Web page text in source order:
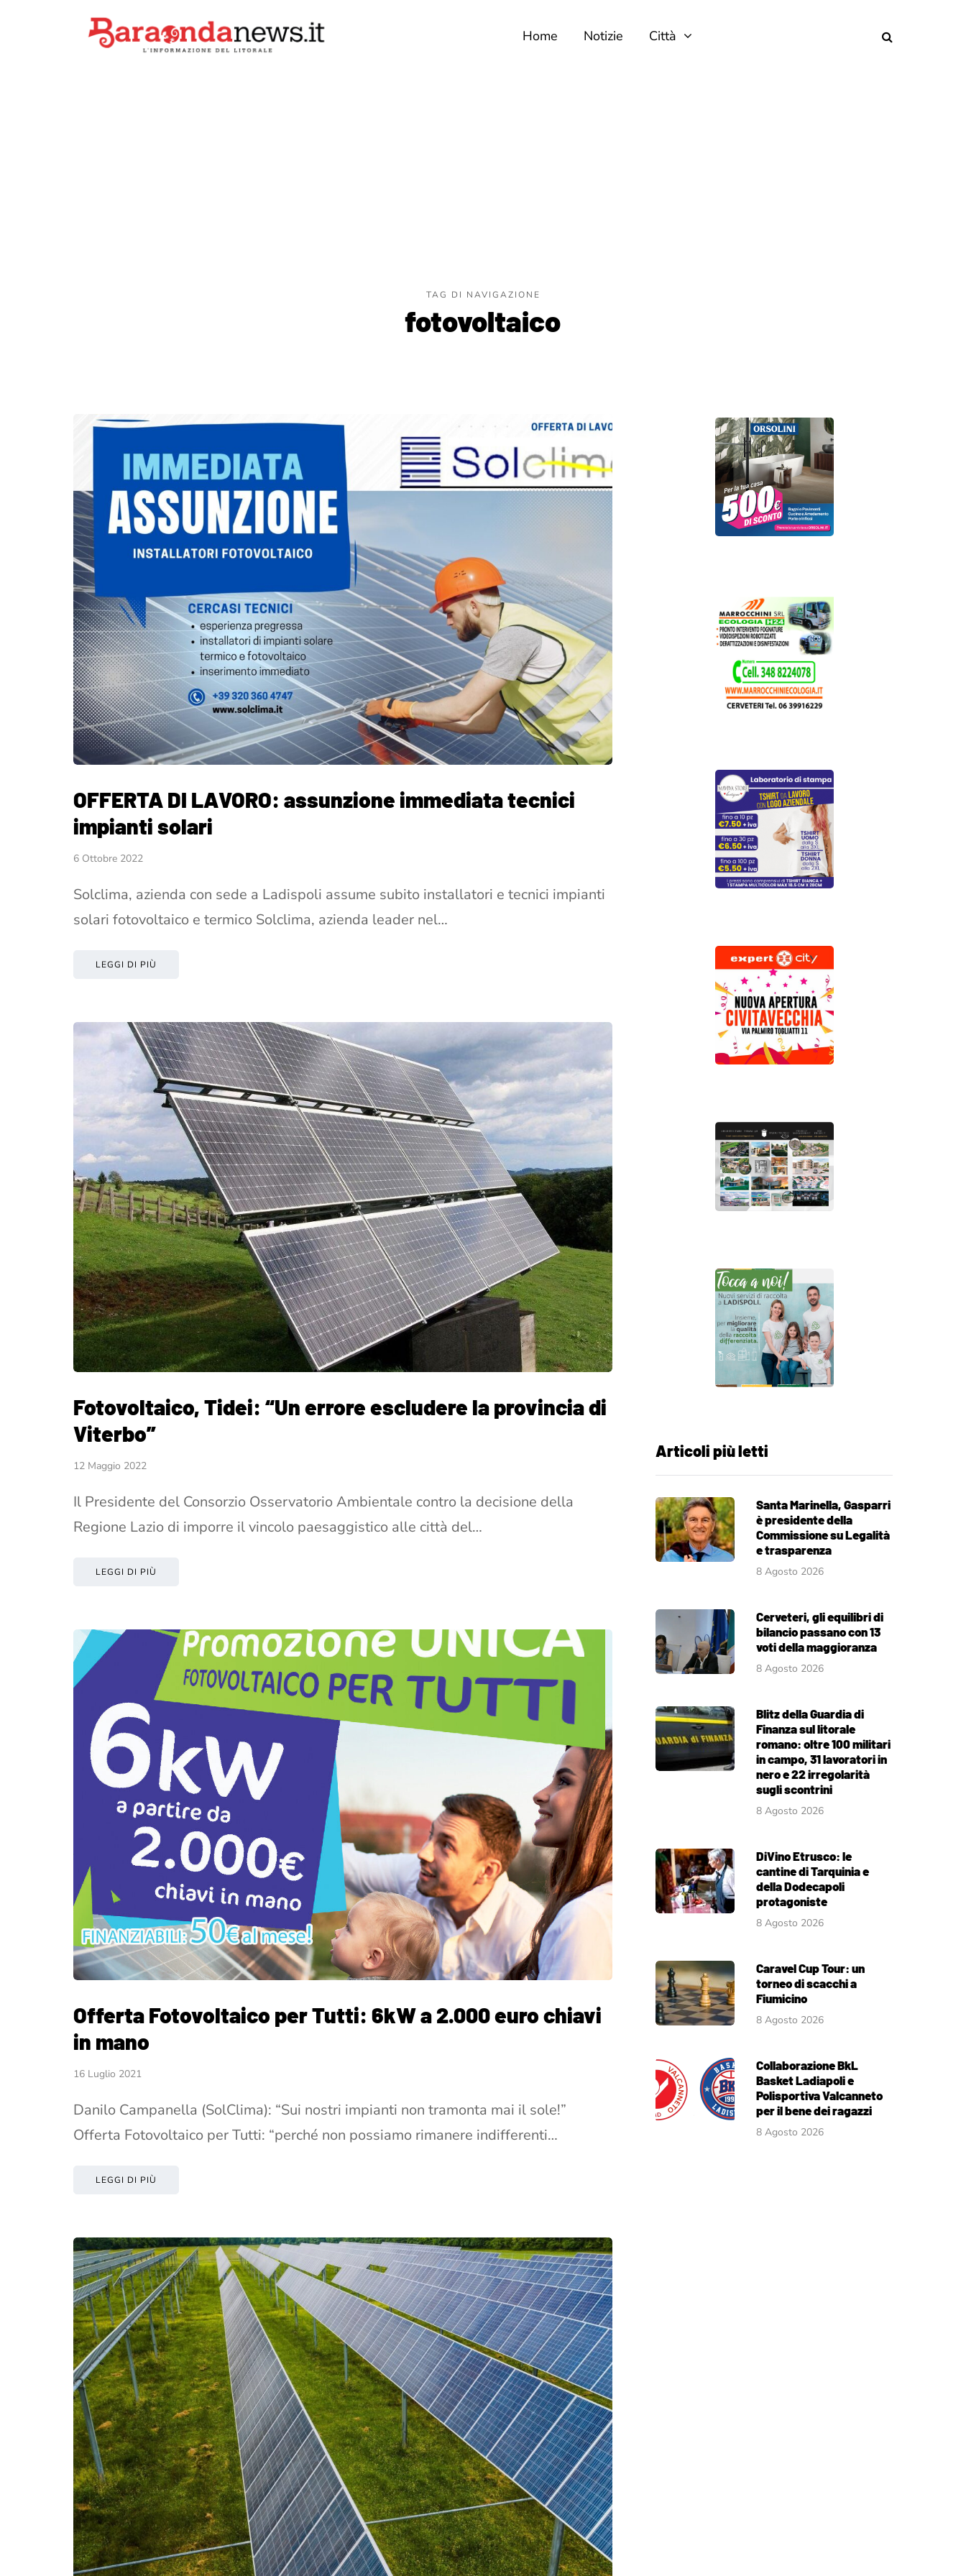
Home Notizie Città
TAG DI NAVIGAZIONE
fotovoltaico
OFFERTA DI LAVORO: assunzione immediata tecnici
impianti solari
6 Ottobre 2022
Solclima, azienda con sede a Ladispoli assume subito installatori e tecnici impianti
solari fotovoltaico e termico Solclima, azienda leader nel…
LEGGI DI PIÙ
Fotovoltaico, Tidei: “Un errore escludere la provincia di
Viterbo”
12 Maggio 2022
Il Presidente del Consorzio Osservatorio Ambientale contro la decisione della
Regione Lazio di imporre il vincolo paesaggistico alle città del…
LEGGI DI PIÙ
Offerta Fotovoltaico per Tutti: 6kW a 2.000 euro chiavi
in mano
16 Luglio 2021
Danilo Campanella (SolClima): “Sui nostri impianti non tramonta mai il sole!”
Offerta Fotovoltaico per Tutti: “perché non possiamo rimanere indifferenti…
LEGGI DI PIÙ
Articoli più letti
Santa Marinella, Gasparri
è presidente della
Commissione su Legalità
e trasparenza
8 Agosto 2026
Cerveteri, gli equilibri di
bilancio passano con 13
voti della maggioranza
8 Agosto 2026
Blitz della Guardia di
Finanza sul litorale
romano: oltre 100 militari
in campo, 31 lavoratori in
nero e 22 irregolarità
sugli scontrini
8 Agosto 2026
DiVino Etrusco: le
cantine di Tarquinia e
della Dodecapoli
protagoniste
8 Agosto 2026
Caravel Cup Tour: un
torneo di scacchi a
Fiumicino
8 Agosto 2026
Collaborazione BkL
Basket Ladiapoli e
Polisportiva Valcanneto
per il bene dei ragazzi
8 Agosto 2026